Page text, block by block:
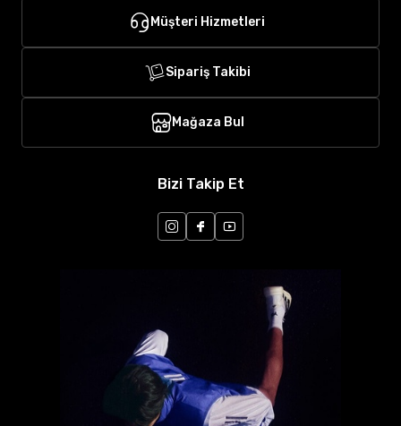
Müşteri Hizmetleri
Sipariş Takibi
Mağaza Bul
Bizi Takip Et